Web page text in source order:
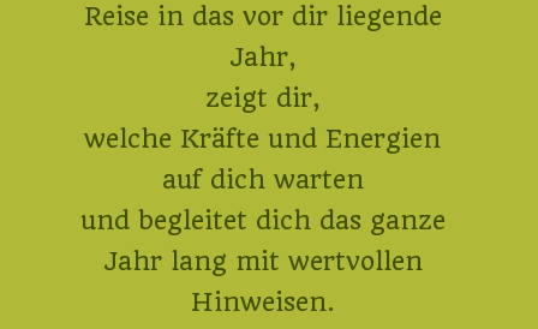
Reise in das vor dir liegende
Jahr,
zeigt dir,
welche Kräfte und Energien
auf dich warten
und begleitet dich das ganze
Jahr lang mit wertvollen
Hinweisen.